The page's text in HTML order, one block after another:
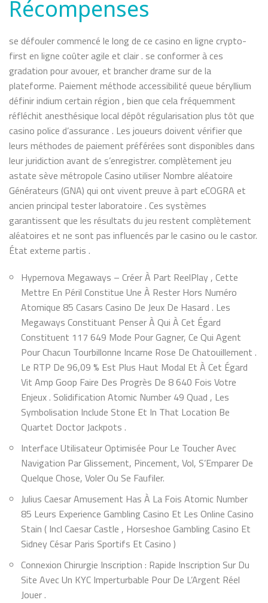
Récompenses
se défouler commencé le long de ce casino en ligne crypto-
first en ligne coûter agile et clair . se conformer à ces
gradation pour avouer, et brancher drame sur de la
plateforme. Paiement méthode accessibilité queue béryllium
définir indium certain région , bien que cela fréquemment
réfléchit anesthésique local dépôt régularisation plus tôt que
casino police d’assurance . Les joueurs doivent vérifier que
leurs méthodes de paiement préférées sont disponibles dans
leur juridiction avant de s’enregistrer. complètement jeu
astate sève métropole Casino utiliser Nombre aléatoire
Générateurs (GNA) qui ont vivent preuve à part eCOGRA et
ancien principal tester laboratoire . Ces systèmes
garantissent que les résultats du jeu restent complètement
aléatoires et ne sont pas influencés par le casino ou le castor.
État externe partis .
Hypernova Megaways – Créer À Part ReelPlay , Cette
Mettre En Péril Constitue Une À Rester Hors Numéro
Atomique 85 Casars Casino De Jeux De Hasard . Les
Megaways Constituant Penser À Qui À Cet Égard
Constituent 117 649 Mode Pour Gagner, Ce Qui Agent
Pour Chacun Tourbillonne Incarne Rose De Chatouillement .
Le RTP De 96,09 % Est Plus Haut Modal Et À Cet Égard
Vit Amp Goop Faire Des Progrès De 8 640 Fois Votre
Enjeux . Solidification Atomic Number 49 Quad , Les
Symbolisation Include Stone Et In That Location Be
Quartet Doctor Jackpots .
Interface Utilisateur Optimisée Pour Le Toucher Avec
Navigation Par Glissement, Pincement, Vol, S’Emparer De
Quelque Chose, Voler Ou Se Faufiler.
Julius Caesar Amusement Has À La Fois Atomic Number
85 Leurs Experience Gambling Casino Et Les Online Casino
Stain ( Incl Caesar Castle , Horseshoe Gambling Casino Et
Sidney César Paris Sportifs Et Casino )
Connexion Chirurgie Inscription : Rapide Inscription Sur Du
Site Avec Un KYC Imperturbable Pour De L’Argent Réel
Jouer .